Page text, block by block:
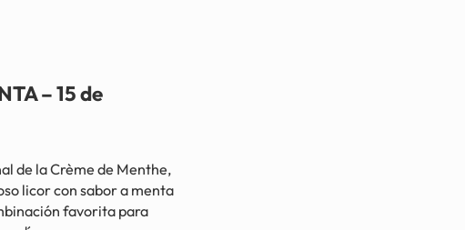
– 15 de
de la Crème de Menthe,
licor con sabor a menta
favorita para